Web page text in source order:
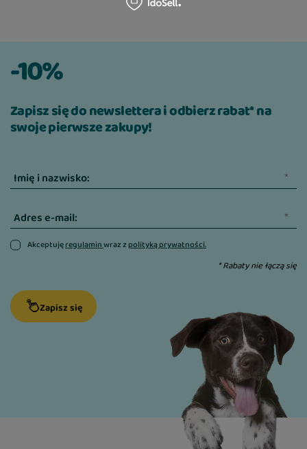
próchnicy.
Dental L to przysmaki uzupełniające, które
nie są karmą pełnoporcjową.
mąka pszenna (73%)
gliceryna roślinna (12%)
lignoceluloza (3%)
heksametafosforan sodu (0,5%)
-10%
Zapisz się do newslettera i odbierz rabat* na
swoje pierwsze zakupy!
Imię i nazwisko:
Adres e-mail:
Akceptujęregulaminwraz zpolityką prywatności.
* Rabaty nie łączą się
Zapisz się